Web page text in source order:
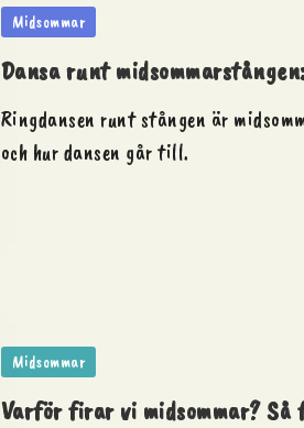
Posted
in
Midsommar
Dansa runt
Ringdansen runt stången är
och hur dansen går till.
Posted
in
Midsommar
Varför firar vi midsommar?